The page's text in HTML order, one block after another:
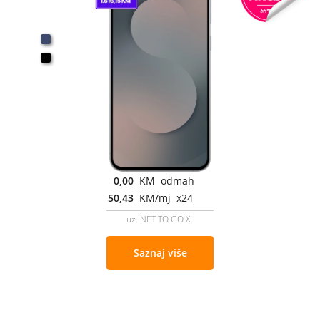
0,00 KM odmah
50,43 KM/mj x24
uz NET TO GO XL
Saznaj više